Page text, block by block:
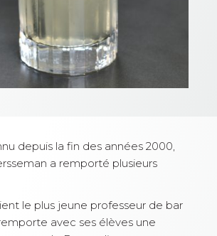
depuis la fin des années 2000,
a remporté plusieurs
le plus jeune professeur de bar
avec ses élèves une